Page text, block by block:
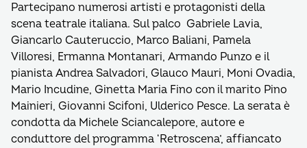
Partecipano numerosi artisti e protagonisti della
scena teatrale italiana. Sul palco Gabriele Lavia,
Giancarlo Cauteruccio, Marco Baliani, Pamela
Villoresi, Ermanna Montanari, Armando Punzo e il
pianista Andrea Salvadori, Glauco Mauri, Moni Ovadia,
Mario Incudine, Ginetta Maria Fino con il marito Pino
Mainieri, Giovanni Scifoni, Ulderico Pesce. La serata è
condotta da Michele Sciancalepore, autore e
conduttore del programma ‘Retroscena’, affiancato